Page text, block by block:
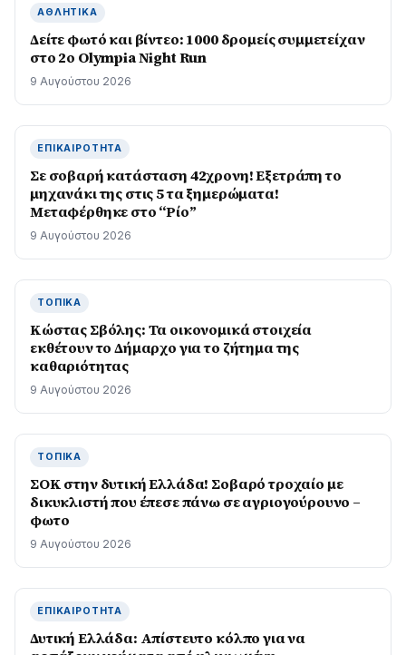
ΑΘΛΗΤΙΚΆ
Δείτε φωτό και βίντεο: 1000 δρομείς συμμετείχαν
στο 2ο Olympia Night Run
9 Αυγούστου 2026
ΕΠΙΚΑΙΡΌΤΗΤΑ
Σε σοβαρή κατάσταση 42χρονη! Εξετράπη το
μηχανάκι της στις 5 τα ξημερώματα!
Μεταφέρθηκε στο “Ρίο”
9 Αυγούστου 2026
ΤΟΠΙΚΆ
Κώστας Σβόλης: Τα οικονομικά στοιχεία
εκθέτουν το Δήμαρχο για το ζήτημα της
καθαριότητας
9 Αυγούστου 2026
ΤΟΠΙΚΆ
ΣΟΚ στην δυτική Ελλάδα! Σοβαρό τροχαίο με
δικυκλιστή που έπεσε πάνω σε αγριογούρουνο –
φωτο
9 Αυγούστου 2026
ΕΠΙΚΑΙΡΌΤΗΤΑ
Δυτική Ελλάδα: Απίστευτο κόλπο για να